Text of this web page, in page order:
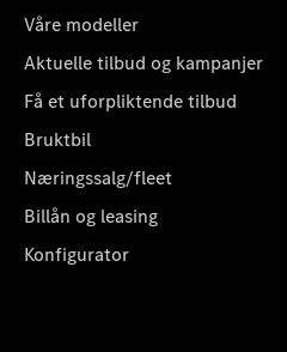
Våre modeller
Aktuelle tilbud og kampanjer
Få et uforpliktende tilbud
Bruktbil
Næringssalg/fleet
Billån og leasing
Konfigurator